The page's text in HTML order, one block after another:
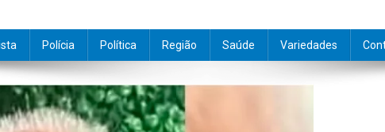
Polícia Política Região Saúde Variedades